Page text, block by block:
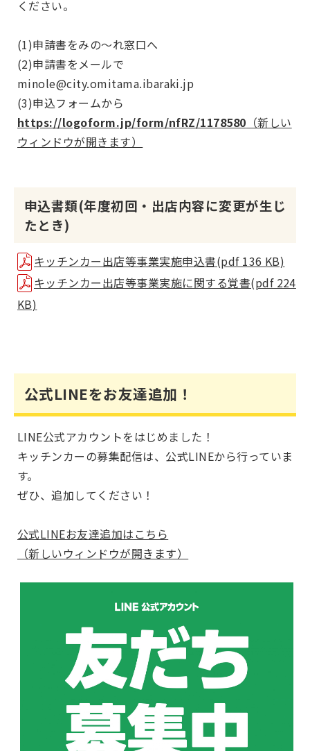
ください。
(1)申請書をみの～れ窓口へ
(2)申請書をメールで
minole@city.omitama.ibaraki.jp
(3)申込フォームから
https://logoform.jp/form/nfRZ/1178580 （新しい
ウィンドウが開きます）
申込書類(年度初回・出店内容に変更が生じ
たとき)
キッチンカー出店等事業実施申込書(pdf 136 KB)
キッチンカー出店等事業実施に関する覚書(pdf 224
KB)
公式LINEをお友達追加！
LINE公式アカウントをはじめました！
キッチンカーの募集配信は、公式LINEから行っていま
す。
ぜひ、追加してください！
公式LINEお友達追加はこちら
（新しいウィンドウが開きます）